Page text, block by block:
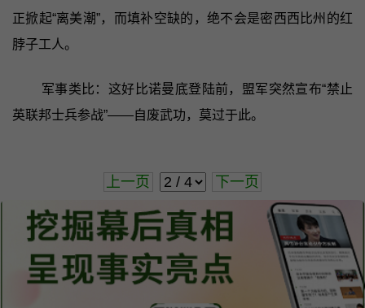
正掀起“离美潮”，而填补空缺的，绝不会是密西西比州的红
脖子工人。
军事类比：这好比诺曼底登陆前，盟军突然宣布“禁止
英联邦士兵参战”——自废武功，莫过于此。
上一页 下一页